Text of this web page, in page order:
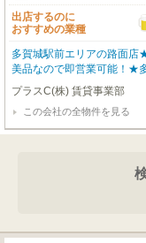
出店するのに
おすすめの業種
多賀城駅前エリアの路面
美品なので即営業可能！★
で是非ご内見はお早めに♪
プラスC(株) 賃貸事業部
この会社の全物件を見る